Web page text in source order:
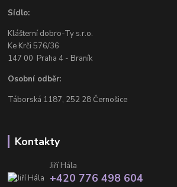
Sídlo:
Klášterní dobro-Ty s.r.o.
Ke Krči 576/36
147 00 Praha 4 - Braník
Osobní odběr:
Táborská 1187, 252 28 Černošice
Kontakty
Jiří Hála
+420 776 498 604